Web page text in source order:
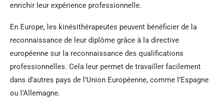
enrichir leur expérience professionnelle.
En Europe, les kinésithérapeutes peuvent bénéficier de la
reconnaissance de leur diplôme grâce à la directive
européenne sur la reconnaissance des qualifications
professionnelles. Cela leur permet de travailler facilement
dans d’autres pays de l’Union Européenne, comme l’Espagne
ou l’Allemagne.